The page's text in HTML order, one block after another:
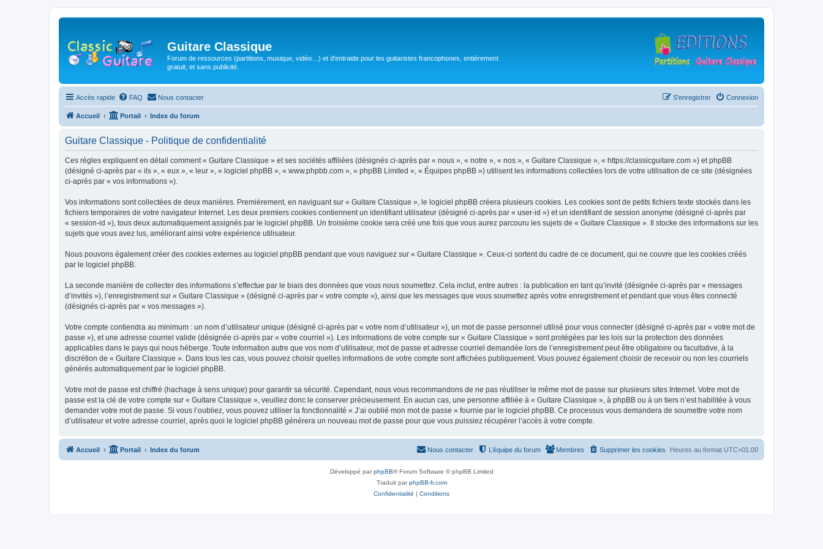
Guitare Classique
Forum de ressources (partitions, musique, vidéo…) et d'entraide pour les guitaristes francophones, entièrement
gratuit, et sans publicité.
Accès rapide FAQ Nous contacter Connexion
S’enregistrer
Accueil Portail Index du forum
Guitare Classique - Politique de confidentialité
Ces règles expliquent en détail comment « Guitare Classique » et ses sociétés affiliées (désignés ci-après par « nous », « notre », « nos », « Guitare Classique », « https://classicguitare.com ») et phpBB
(désigné ci-après par « ils », « eux », « leur », « logiciel phpBB », « www.phpbb.com », « phpBB Limited », « Équipes phpBB ») utilisent les informations collectées lors de votre utilisation de ce site (désignées
ci-après par « vos informations »).
Vos informations sont collectées de deux manières. Premièrement, en naviguant sur « Guitare Classique », le logiciel phpBB créera plusieurs cookies. Les cookies sont de petits fichiers texte stockés dans les
fichiers temporaires de votre navigateur Internet. Les deux premiers cookies contiennent un identifiant utilisateur (désigné ci-après par « user-id ») et un identifiant de session anonyme (désigné ci-après par
« session-id »), tous deux automatiquement assignés par le logiciel phpBB. Un troisième cookie sera créé une fois que vous aurez parcouru les sujets de « Guitare Classique ». Il stocke des informations sur les
sujets que vous avez lus, améliorant ainsi votre expérience utilisateur.
Nous pouvons également créer des cookies externes au logiciel phpBB pendant que vous naviguez sur « Guitare Classique ». Ceux-ci sortent du cadre de ce document, qui ne couvre que les cookies créés
par le logiciel phpBB.
La seconde manière de collecter des informations s’effectue par le biais des données que vous nous soumettez. Cela inclut, entre autres : la publication en tant qu’invité (désignée ci-après par « messages
d’invités »), l’enregistrement sur « Guitare Classique » (désigné ci-après par « votre compte »), ainsi que les messages que vous soumettez après votre enregistrement et pendant que vous êtes connecté
(désignés ci-après par « vos messages »).
Votre compte contiendra au minimum : un nom d’utilisateur unique (désigné ci-après par « votre nom d’utilisateur »), un mot de passe personnel utilisé pour vous connecter (désigné ci-après par « votre mot de
passe »), et une adresse courriel valide (désignée ci-après par « votre courriel »). Les informations de votre compte sur « Guitare Classique » sont protégées par les lois sur la protection des données
applicables dans le pays qui nous héberge. Toute information autre que vos nom d’utilisateur, mot de passe et adresse courriel demandée lors de l’enregistrement peut être obligatoire ou facultative, à la
discrétion de « Guitare Classique ». Dans tous les cas, vous pouvez choisir quelles informations de votre compte sont affichées publiquement. Vous pouvez également choisir de recevoir ou non les courriels
générés automatiquement par le logiciel phpBB.
Votre mot de passe est chiffré (hachage à sens unique) pour garantir sa sécurité. Cependant, nous vous recommandons de ne pas réutiliser le même mot de passe sur plusieurs sites Internet. Votre mot de
passe est la clé de votre compte sur « Guitare Classique », veuillez donc le conserver précieusement. En aucun cas, une personne affiliée à « Guitare Classique », à phpBB ou à un tiers n’est habilitée à vous
demander votre mot de passe. Si vous l’oubliez, vous pouvez utiliser la fonctionnalité « J’ai oublié mon mot de passe » fournie par le logiciel phpBB. Ce processus vous demandera de soumettre votre nom
d’utilisateur et votre adresse courriel, après quoi le logiciel phpBB générera un nouveau mot de passe pour que vous puissiez récupérer l’accès à votre compte.
Accueil Portail Index du forum Heures au format UTC+01:00
Supprimer les cookies
Membres
L’équipe du forum
Nous contacter
Développé parphpBB® Forum Software © phpBB Limited
Traduit parphpBB-fr.com
Confidentialité | Conditions